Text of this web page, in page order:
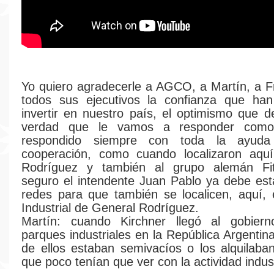
Yo quiero agradecerle a AGCO, a Martín, a
todos sus ejecutivos la confianza que
invertir en nuestro país, el optimismo que
verdad que le vamos a responder
respondido siempre con toda la
cooperación, como cuando localizaron
Rodríguez y también al grupo alemán
seguro el intendente Juan Pablo ya debe
redes para que también se localicen, aquí,
Industrial de General Rodríguez.
Martín: cuando Kirchner llegó al
parques industriales en la República
de ellos estaban semivacíos o los
que poco tenían que ver con la actividad